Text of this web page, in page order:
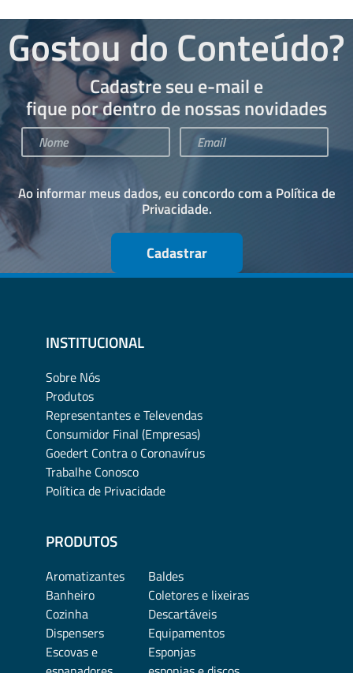
Gostou do Conteúdo?
Cadastre seu e-mail e
fique por dentro de nossas novidades
Ao informar meus dados, eu concordo com aPolítica de
Privacidade.
Cadastrar
INSTITUCIONAL
Sobre Nós
Produtos
Representantes e Televendas
Consumidor Final (Empresas)
Goedert Contra o Coronavírus
Trabalhe Conosco
Política de Privacidade
PRODUTOS
Aromatizantes
Baldes
Banheiro
Coletores e lixeiras
Cozinha
Descartáveis
Dispensers
Equipamentos
Escovas e
Esponjas